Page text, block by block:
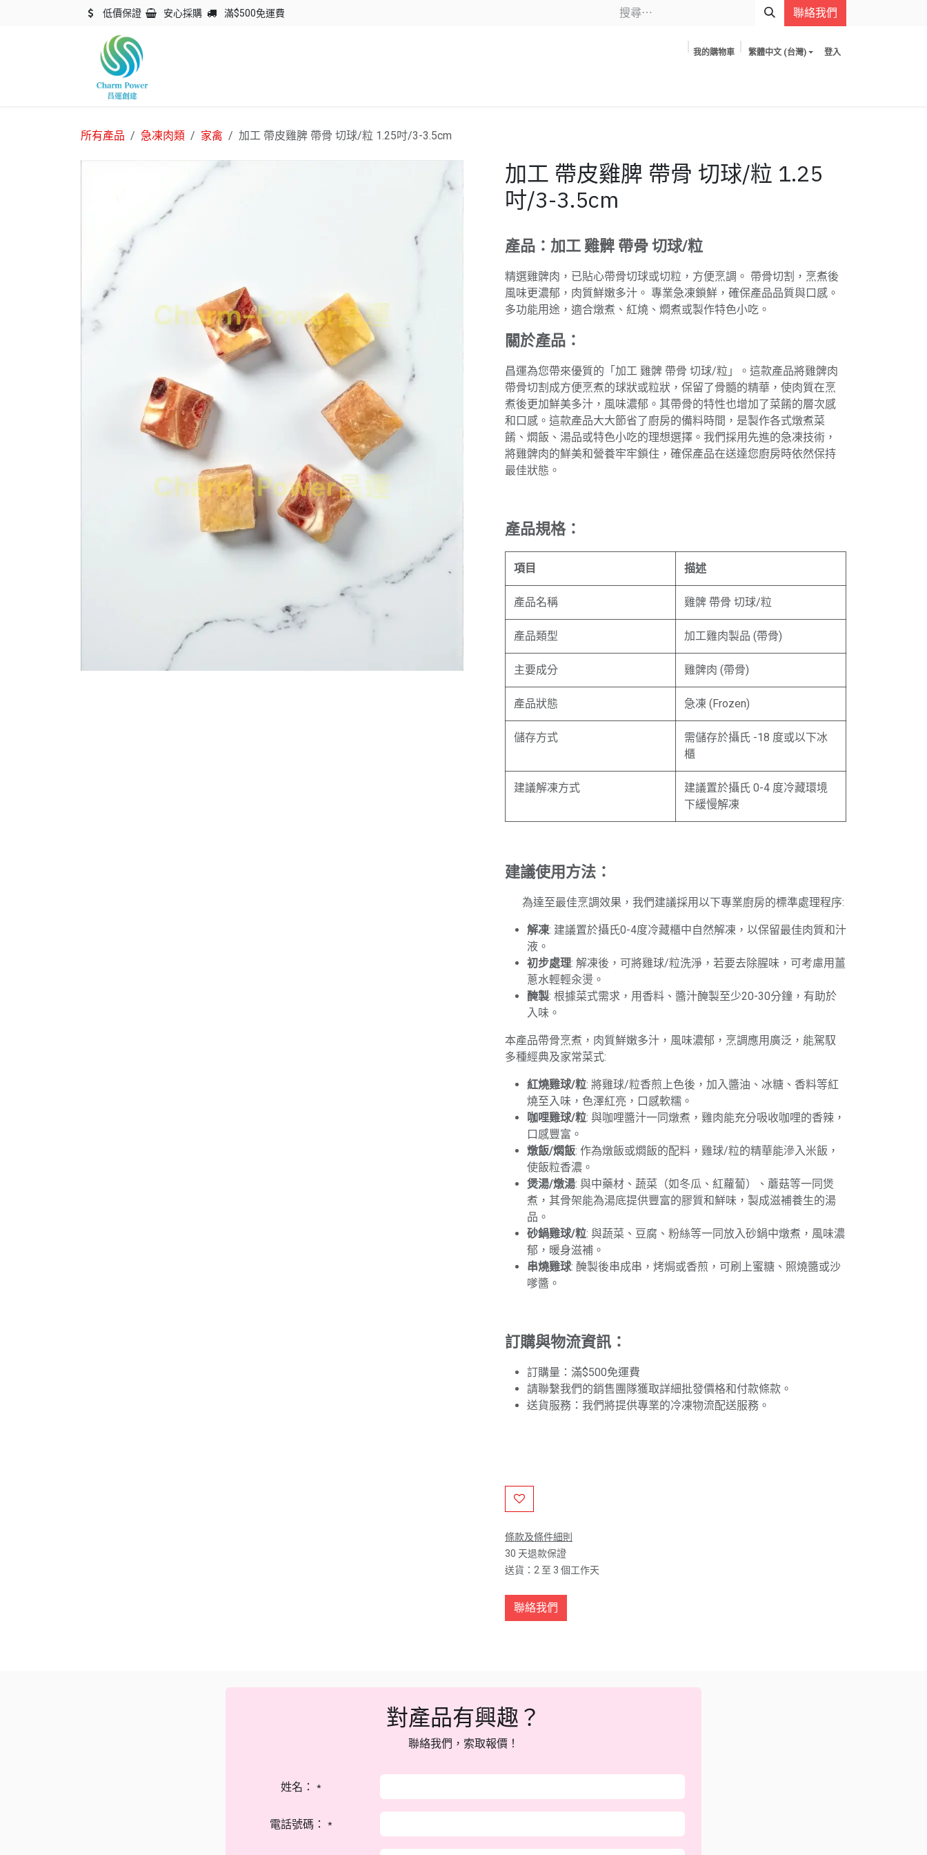
低價保證 安心採購 滿$500免運費 聯絡我們
我的購物車 繁體中文 (台灣) 登入
所有產品 急凍肉類 家禽 加工 帶皮雞脾 帶骨 切球/粒 1.25吋/3-3.5cm
加工 帶皮雞脾 帶骨 切球/粒 1.25
吋/3-3.5cm
產品：加工 雞髀 帶骨 切球/粒
精選雞髀肉，已貼心帶骨切球或切粒，方便烹調。 帶骨切割，烹煮後
風味更濃郁，肉質鮮嫩多汁。 專業急凍鎖鮮，確保產品品質與口感。
多功能用途，適合燉煮、紅燒、燜煮或製作特色小吃。
關於產品：
昌運為您帶來優質的「加工 雞髀 帶骨 切球/粒」。這款產品將雞髀肉
帶骨切割成方便烹煮的球狀或粒狀，保留了骨髓的精華，使肉質在烹
煮後更加鮮美多汁，風味濃郁。其帶骨的特性也增加了菜餚的層次感
和口感。這款產品大大節省了廚房的備料時間，是製作各式燉煮菜
餚、燜飯、湯品或特色小吃的理想選擇。我們採用先進的急凍技術，
將雞髀肉的鮮美和營養牢牢鎖住，確保產品在送達您廚房時依然保持
最佳狀態。
產品規格：
項目 描述
產品名稱 雞髀 帶骨 切球/粒
產品類型 加工雞肉製品 (帶骨)
主要成分 雞髀肉 (帶骨)
產品狀態 急凍 (Frozen)
儲存方式
需儲存於攝氏 -18 度或以下冰
櫃
建議解凍方式
建議置於攝氏 0-4 度冷藏環境
下緩慢解凍
建議使用方法：
​為達至最佳烹調效果，我們建議採用以下專業廚房的標準處理程序:
解凍: 建議置於攝氏0-4度冷藏櫃中自然解凍，以保留最佳肉質和汁
液。
初步處理: 解凍後，可將雞球/粒洗淨，若要去除腥味，可考慮用薑
蔥水輕輕汆燙。
醃製: 根據菜式需求，用香料、醬汁醃製至少20-30分鐘，有助於
入味。
本產品帶骨烹煮，肉質鮮嫩多汁，風味濃郁，烹調應用廣泛，能駕馭
多種經典及家常菜式:
紅燒雞球/粒: 將雞球/粒香煎上色後，加入醬油、冰糖、香料等紅
燒至入味，色澤紅亮，口感軟糯。
咖哩雞球/粒: 與咖哩醬汁一同燉煮，雞肉能充分吸收咖哩的香辣，
口感豐富。
燉飯/燜飯: 作為燉飯或燜飯的配料，雞球/粒的精華能滲入米飯，
使飯粒香濃。
煲湯/燉湯: 與中藥材、蔬菜（如冬瓜、紅蘿蔔）、蘑菇等一同煲
煮，其骨架能為湯底提供豐富的膠質和鮮味，製成滋補養生的湯
品。
砂鍋雞球/粒: 與蔬菜、豆腐、粉絲等一同放入砂鍋中燉煮，風味濃
郁，暖身滋補。
串燒雞球: 醃製後串成串，烤焗或香煎，可刷上蜜糖、照燒醬或沙
嗲醬。
訂購與物流資訊：
訂購量：滿$500免運費
請聯繫我們的銷售團隊獲取詳細批發價格和付款條款。
送貨服務：我們將提供專業的冷凍物流配送服務。
條款及條件細則
30 天退款保證
送貨：2 至 3 個工作天
聯絡我們
對產品有興趣？
聯絡我們，索取報價！
姓名： *
電話號碼： *